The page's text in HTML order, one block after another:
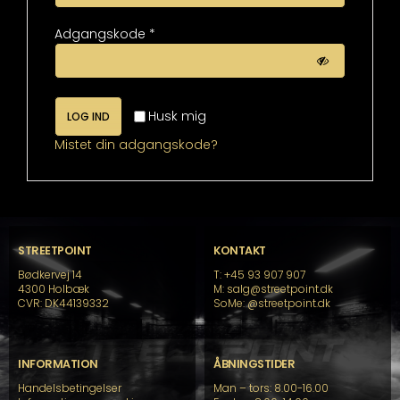
Adgangskode *
Husk mig
LOG IND
Mistet din adgangskode?
STREETPOINT
Bødkervej 14
4300 Holbæk
CVR: DK44139332
KONTAKT
T: +45 93 907 907
M: salg@streetpoint.dk
SoMe:@streetpoint.dk
INFORMATION
Handelsbetingelser
ÅBNINGSTIDER
Man – tors: 8.00-16.00